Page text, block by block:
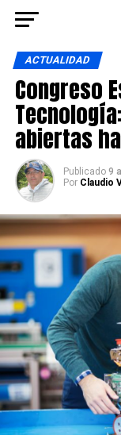
ACTUALIDAD
Congreso
abiertas
Publicado 9
Por Claudio